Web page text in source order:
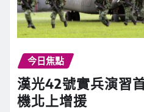
今日焦點
漢光42號實兵演習
機北上增援